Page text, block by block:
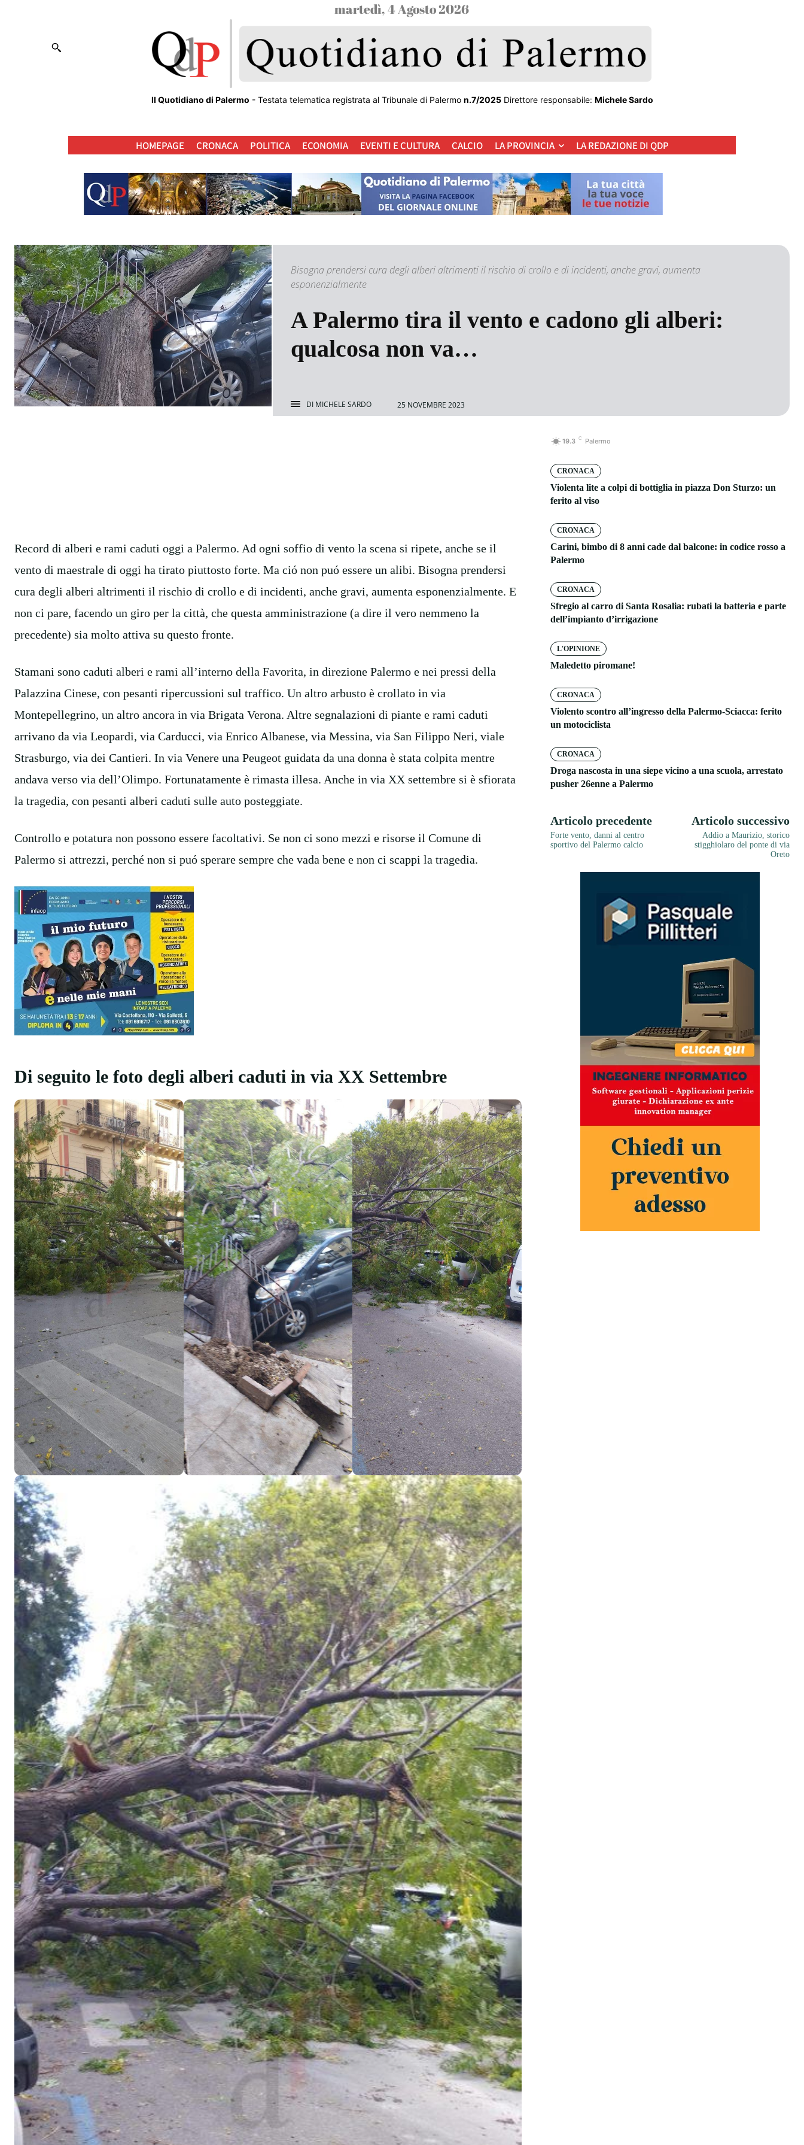
martedì, 4 Agosto 2026
Il Quotidiano di Palermo - Testata telematica registrata al Tribunale di Palermo n.7/2025Direttore responsabile: Michele Sardo
HOMEPAGE CRONACA POLITICA ECONOMIA EVENTI E CULTURA CALCIO LA PROVINCIA LA REDAZIONE DI QDP
Bisogna prendersi cura degli alberi altrimenti il rischio di crollo e di incidenti, anche gravi, aumenta
esponenzialmente
A Palermo tira il vento e cadono gli alberi:
qualcosa non va…
DI MICHELE SARDO 25 NOVEMBRE 2023
Record di alberi e rami caduti oggi a Palermo. Ad ogni soffio di vento la scena si ripete, anche se il
vento di maestrale di oggi ha tirato piuttosto forte. Ma ció non puó essere un alibi. Bisogna prendersi
cura degli alberi altrimenti il rischio di crollo e di incidenti, anche gravi, aumenta esponenzialmente. E
non ci pare, facendo un giro per la città, che questa amministrazione (a dire il vero nemmeno la
precedente) sia molto attiva su questo fronte.
Stamani sono caduti alberi e rami all’interno della Favorita, in direzione Palermo e nei pressi della
Palazzina Cinese, con pesanti ripercussioni sul traffico. Un altro arbusto è crollato in via
Montepellegrino, un altro ancora in via Brigata Verona. Altre segnalazioni di piante e rami caduti
arrivano da via Leopardi, via Carducci, via Enrico Albanese, via Messina, via San Filippo Neri, viale
Strasburgo, via dei Cantieri. In via Venere una Peugeot guidata da una donna è stata colpita mentre
andava verso via dell’Olimpo. Fortunatamente è rimasta illesa. Anche in via XX settembre si è sfiorata
la tragedia, con pesanti alberi caduti sulle auto posteggiate.
Controllo e potatura non possono essere facoltativi. Se non ci sono mezzi e risorse il Comune di
Palermo si attrezzi, perché non si puó sperare sempre che vada bene e non ci scappi la tragedia.
Di seguito le foto degli alberi caduti in via XX Settembre
19.3 C Palermo
CRONACA
Violenta lite a colpi di bottiglia in piazza Don Sturzo: un
ferito al viso
CRONACA
Carini, bimbo di 8 anni cade dal balcone: in codice rosso a
Palermo
CRONACA
Sfregio al carro di Santa Rosalia: rubati la batteria e parte
dell’impianto d’irrigazione
L'OPINIONE
Maledetto piromane!
CRONACA
Violento scontro all’ingresso della Palermo-Sciacca: ferito
un motociclista
CRONACA
Droga nascosta in una siepe vicino a una scuola, arrestato
pusher 26enne a Palermo
Articolo precedente
Forte vento, danni al centro
sportivo del Palermo calcio
Articolo successivo
Addio a Maurizio, storico
stigghiolaro del ponte di via
Oreto